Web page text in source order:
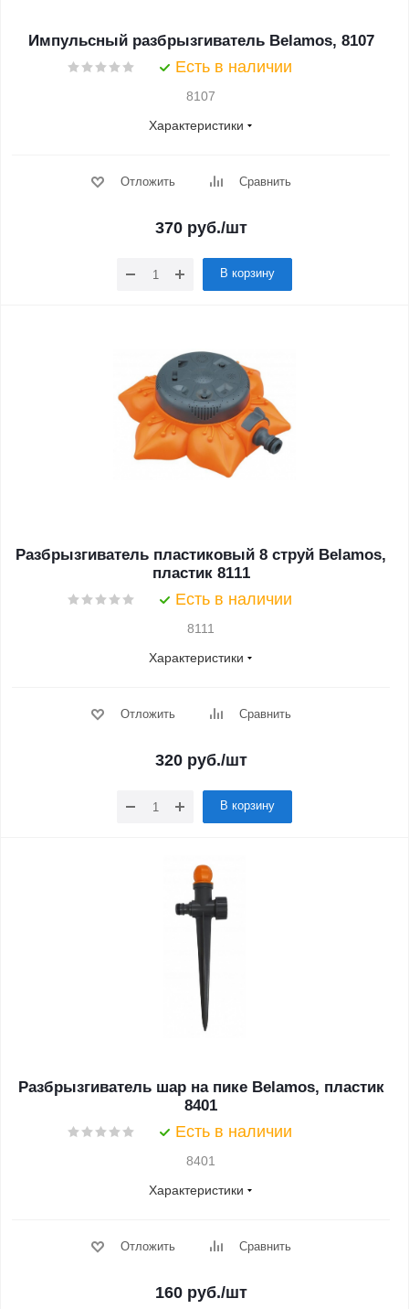
Импульсный разбрызгиватель Belamos, 8107
Есть в наличии
8107
Характеристики
Отложить Сравнить
370 руб./шт
В корзину
Разбрызгиватель пластиковый 8 струй Belamos,
пластик 8111
Есть в наличии
8111
Характеристики
Отложить Сравнить
320 руб./шт
В корзину
Разбрызгиватель шар на пике Belamos, пластик
8401
Есть в наличии
8401
Характеристики
Отложить Сравнить
160 руб./шт